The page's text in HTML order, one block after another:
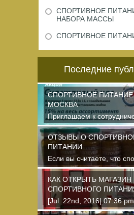
СПОРТИВНОЕ
НАБОРА МАССЫ
СПОРТИВНОЕ
Последние
СПОРТИВНОЕ
МОСКВА
Приглашаем к
организации,
продажей спортивного...
ОТЗЫВЫ О
ПИТАНИИ
Если вы считаете, что
питание — это стероиды
протеин в шприцах...
КАК ОТКРЫТЬ МАГАЗИН
СПОРТИВНОГО
[Jul. 22nd, 2016| 07:36
dkphoto Что-то я